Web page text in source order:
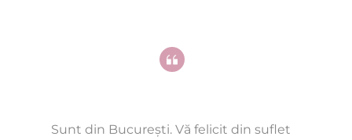
Sunt din București. Vă felicit din suflet